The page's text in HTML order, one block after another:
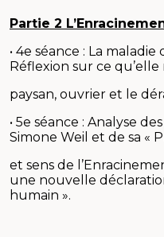
Partie 2
• 4e séance : La
Réflexion sur ce
paysan, ouvrier et le
• 5e séance : Analyse
Simone Weil et de sa «
et sens de
une nouvelle
humain ».